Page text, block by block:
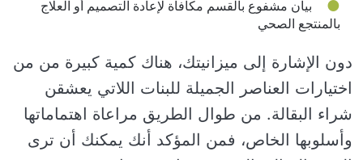
بيان مشفوع بالقسم مكافأة لإعادة التصميم أو العلاج
بالمنتجع الصحي
دون الإشارة إلى ميزانيتك، هناك كمية كبيرة من من
اختيارات العناصر الجميلة للبنات اللاتي يعشقن
شراء البقالة. من طوال الطريق مراعاة اهتماماتها
وأسلوبها الخاص، فمن المؤكد أنك يمكنك أن ترى